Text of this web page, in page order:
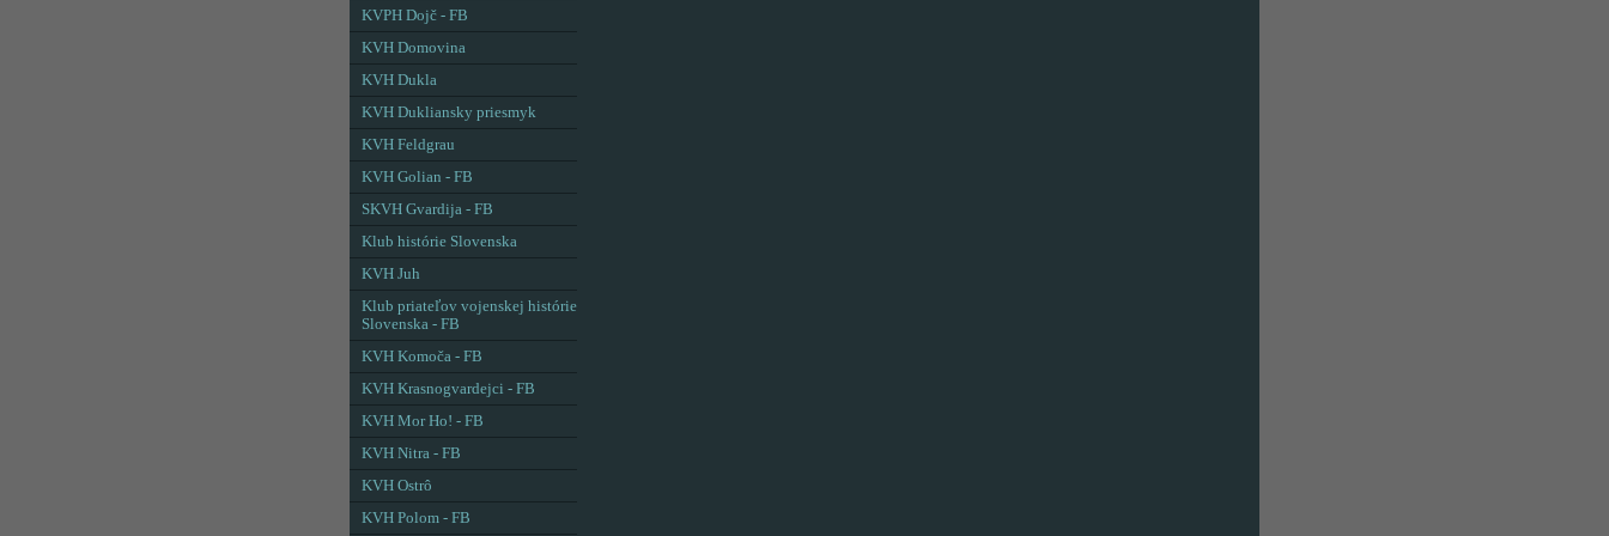
KVPH Dojč - FB
KVH Domovina
KVH Dukla
KVH Dukliansky priesmyk
KVH Feldgrau
KVH Golian - FB
SKVH Gvardija - FB
Klub histórie Slovenska
KVH Juh
Klub priateľov vojenskej histórie
Slovenska - FB
KVH Komoča - FB
KVH Krasnogvardejci - FB
KVH Mor Ho! - FB
KVH Nitra - FB
KVH Ostrô
KVH Polom - FB